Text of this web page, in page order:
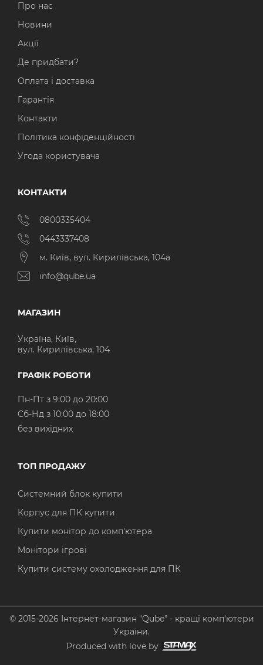
Про нас
Новини
Акції
Де придбати?
Оплата і доставка
Гарантія
Контакти
Політика конфіденційності
Угода користувача
КОНТАКТИ
0800335404
0443337408
м. Київ, вул. Кирилівська, 104а
info@qube.ua
МАГАЗИН
Україна, Київ,
вул. Кирилівська, 104
ГРАФІК РОБОТИ
Пн-Пт з 9:00 до 20:00
Cб-Нд з 10:00 до 18:00
без вихідних
ТОП ПРОДАЖУ
Системний блок купити
Корпус для ПК купити
Купити монітор до комп'ютера
Монітори ігрові
Купити систему охолодження для ПК
© 2015-2026 Інтернет-магазин "Qube" - кращі комп'ютери
України.
Produced with love by